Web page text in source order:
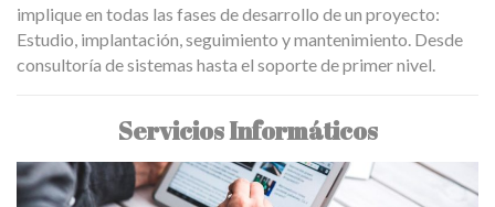
implique en todas las fases de desarrollo de un proyecto:
Estudio, implantación, seguimiento y mantenimiento. Desde
consultoría de sistemas hasta el soporte de primer nivel.
Servicios Informáticos